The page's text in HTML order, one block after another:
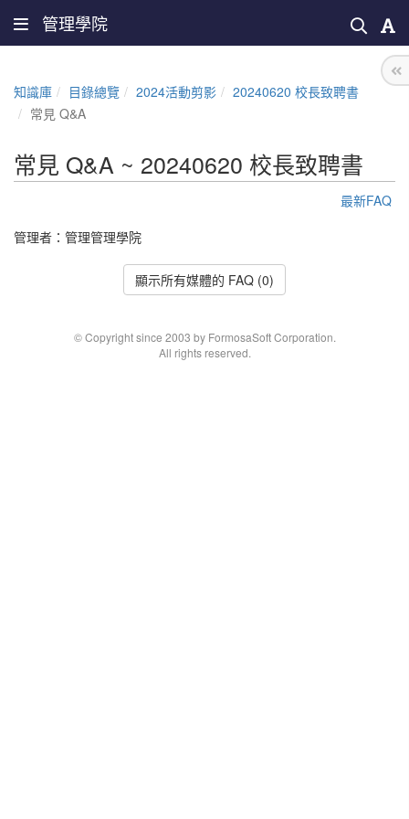
管理學院
知識庫 目錄總覽 2024活動剪影
20240620 校長致聘書
常見 Q&A
常見 Q&A ~ 20240620 校長致聘書
最新FAQ
管理者： 管理管理學院
顯示所有媒體的 FAQ (0)
© Copyright since 2003 by FormosaSoft Corporation.
All rights reserved.